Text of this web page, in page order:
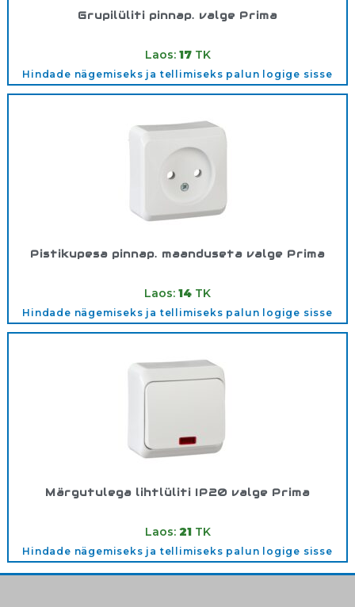
Grupilüliti pinnap. valge Prima
Laos: 17TK
Hindade nägemiseks ja tellimiseks palun logige sisse
Pistikupesa pinnap. maanduseta valge Prima
Laos: 14 TK
Hindade nägemiseks ja tellimiseks palun logige sisse
Märgutulega lihtlüliti IP20 valge Prima
Laos: 21TK
Hindade nägemiseks ja tellimiseks palun logige sisse